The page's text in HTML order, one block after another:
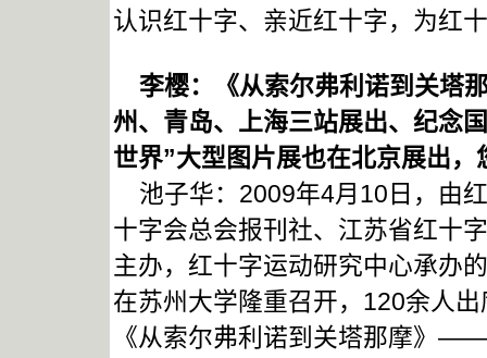
认识红十字、亲近红十字，为红
李樱：《从索尔弗利诺到关塔
州、青岛、上海三站展出、纪念
世界”大型图片展也在北京展出
池子华：2009年4月10日，由
十字会总会报刊社、江苏省红十
主办，红十字运动研究中心承办
在苏州大学隆重召开，120余人
《从索尔弗利诺到关塔那摩》